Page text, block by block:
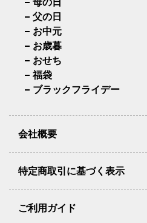
母の日
父の日
お中元
お歳暮
おせち
福袋
ブラックフライデー
会社概要
特定商取引に基づく表示
ご利用ガイド